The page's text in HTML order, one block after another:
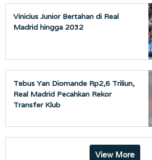
Vinicius Junior Bertahan di Real
Madrid hingga 2032
Tebus Yan Diomande Rp2,6 Triliun,
Real Madrid Pecahkan Rekor
Transfer Klub
View More